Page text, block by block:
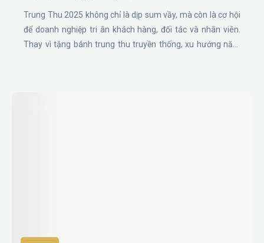
Trung Thu 2025 không chỉ là dịp sum vầy, mà còn là cơ hội
để doanh nghiệp tri ân khách hàng, đối tác và nhân viên.
Thay vì tặng bánh trung thu truyền thống, xu hướng năm